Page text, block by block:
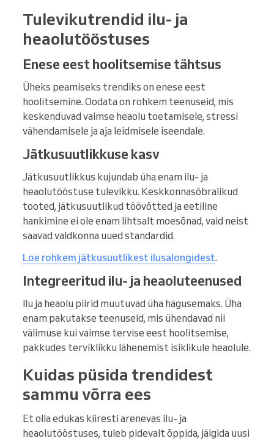
Tulevikutrendid ilu- ja
heaolutööstuses
Enese eest hoolitsemise tähtsus
Üheks peamiseks trendiks on enese eest
hoolitsemine. Oodata on rohkem teenuseid, mis
keskenduvad vaimse heaolu toetamisele, stressi
vähendamisele ja aja leidmisele iseendale.
Jätkusuutlikkuse kasv
Jätkusuutlikkus kujundab üha enam ilu- ja
heaolutööstuse tulevikku. Keskkonnasõbralikud
tooted, jätkusuutlikud töövõtted ja eetiline
hankimine ei ole enam lihtsalt moesõnad, vaid neist
saavad valdkonna uued standardid.
Loe rohkem jätkusuutlikest ilusalongidest.
Integreeritud ilu- ja heaoluteenused
Ilu ja heaolu piirid muutuvad üha hägusemaks. Üha
enam pakutakse teenuseid, mis ühendavad nii
välimuse kui vaimse tervise eest hoolitsemise,
pakkudes terviklikku lähenemist isiklikule heaolule.
Kuidas püsida trendidest
sammu võrra ees
Et olla edukas kiiresti arenevas ilu- ja
heaolutööstuses, tuleb pidevalt õppida, jälgida uusi